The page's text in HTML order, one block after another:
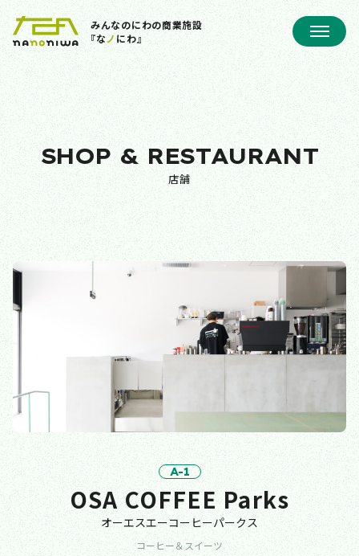
みんなのにわの商業施設
『なノ にわ』
SHOP & RESTAURANT
店舗
A-1
OSA COFFEE Parks
オーエスエーコーヒーパークス
コーヒー＆スイーツ